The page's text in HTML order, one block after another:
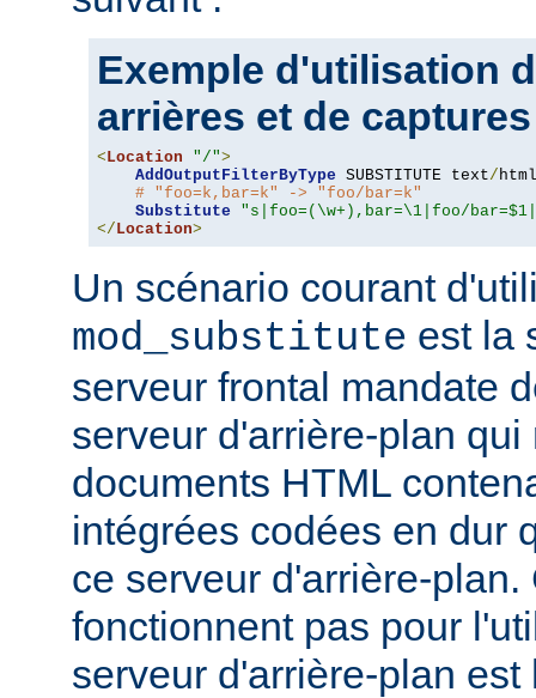
Exemple d'utilisation
arrières et de captures
< Location "/">
AddOutputFilterByType SUBSTITUTE text/ html
# "foo=k,bar=k" -> "foo/bar=k"
Substitute
"s|foo=(\w+),bar=\1|foo/
</ Location>
Un scénario courant
mod_substitute est la
serveur frontal mandate
serveur d'arrière-plan qui
documents HTML
intégrées codées en dur
ce serveur d'arrière-
fonctionnent pas pour
serveur d'arrière-plan est